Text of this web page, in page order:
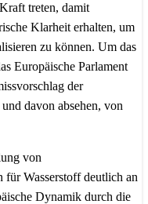
treten, damit
Klarheit erhalten, um
zu können. Um das
Europäische Parlament
der
davon absehen, von
von
für Wasserstoff deutlich an
Dynamik durch die